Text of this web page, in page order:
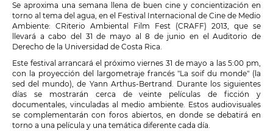
Se aproxima una semana llena de buen cine y concientización en
torno al tema del agua, en el Festival Internacional de Cine de Medio
Ambiente: CRiterio Ambiental Film Fest (CRAFF) 2013, que se
llevará a cabo del 31 de mayo al 8 de junio en el Auditorio de
Derecho de la Universidad de Costa Rica.
Este festival arrancará el próximo viernes 31 de mayo a las 5:00 pm,
con la proyección del largometraje francés "La soif du monde" (la
sed del mundo), de Yann Arthus-Bertrand. Durante los siguientes
días se mostrarán cerca de veinte películas de ficción y
documentales, vinculadas al medio ambiente. Estos audiovisuales
se complementarán con foros abiertos, en donde se debatirá en
torno a una película y una temática diferente cada día.